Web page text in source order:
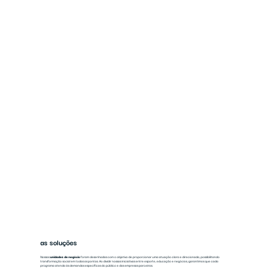
Nossasunidades de negócioforam desenhadas com o objetivo de proporcionar uma atuação clara e direcionada, possibilitando
transformação social em todas as pontas. Ao dividir nossas iniciativas entre esporte, educação e negócios, garantimos que cada
programa atenda às demandas específicas do público e das empresas parceiras.
as soluções